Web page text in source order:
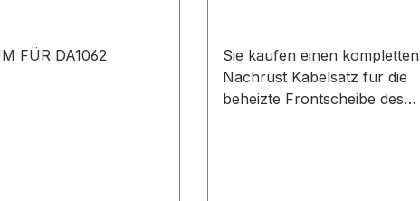
FÜR DA1062
Sie kaufen einen kompletten
Nachrüst Kabelsatz für die
beheizte Frontscheibe des